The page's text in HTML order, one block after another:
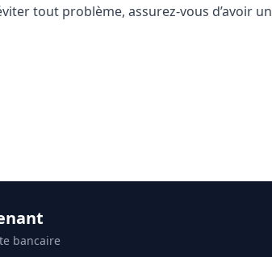
tout problème, assurez-vous d’avoir un
bancaire